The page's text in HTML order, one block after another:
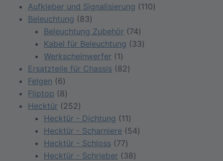
Produkte
Aufkleber und Signalisierung 110110
Beleuchtung 8383
Produkte
Beleuchtung Zubehör 7474
Produkte
Kabel für Beleuchtung 3333
Werkscheinwerfer 11
Produkt
Ersatzteile für Chassis 8282
Felgen 66
Produkte
Fliptop 88
Produkte
Hecktür 252252
Produkte
Hecktür - Dichtung 1111
Produkte
Hecktür - Scharniere 5454
Hecktür - Schloss 7777
Produkte
Hecktür - Schrieber 3838